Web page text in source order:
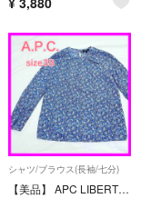
シャツ/ブラウス(長袖/七分)
【美品】 APC LIBERTY リバティ タナローン 小花柄 長袖 ブラウス